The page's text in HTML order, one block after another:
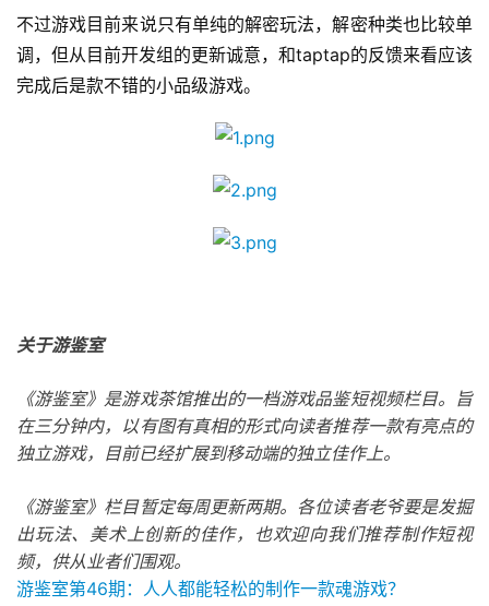
页
游
机
游
戏
单
机
游
戏
不过游戏目前来说只有单纯的解密玩法，解密种类也比较单
调，但从目前开发组的更新诚意，和taptap的反馈来看应该
完成后是款不错的小品级游戏。
关于游鉴室
《游鉴室》是游戏茶馆推出的一档游戏品鉴短视频栏目。旨
在三分钟内，以有图有真相的形式向读者推荐一款有亮点的
独立游戏，目前已经扩展到移动端的独立佳作上。
《游鉴室》栏目暂定每周更新两期。各位读者老爷要是发掘
出玩法、美术上创新的佳作，也欢迎向我们推荐制作短视
频，供从业者们围观。
游鉴室第46期：人人都能轻松的制作一款魂游戏？